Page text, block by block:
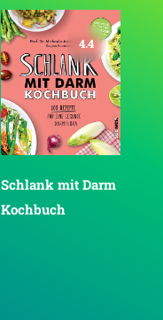
4.4
Schlank mit Darm
Kochbuch